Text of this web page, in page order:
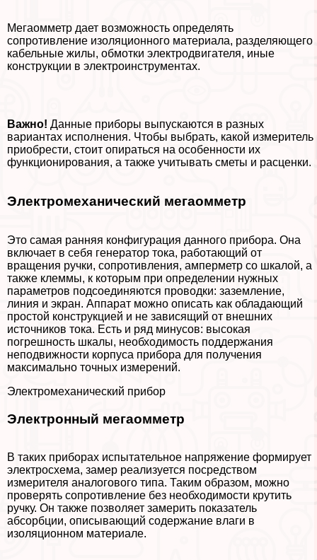
Мегаомметр дает возможность определять
сопротивление изоляционного материала, разделяющего
кабельные жилы, обмотки электродвигателя, иные
конструкции в электроинструментах.
Важно! Данные приборы выпускаются в разных
вариантах исполнения. Чтобы выбрать, какой измеритель
приобрести, стоит опираться на особенности их
функционирования, а также учитывать сметы и расценки.
Электромеханический мегаомметр
Это самая ранняя конфигурация данного прибора. Она
включает в себя генератор тока, работающий от
вращения ручки, сопротивления, амперметр со шкалой, а
также клеммы, к которым при определении нужных
параметров подсоединяются проводки: заземление,
линия и экран. Аппарат можно описать как обладающий
простой конструкцией и не зависящий от внешних
источников тока. Есть и ряд минусов: высокая
погрешность шкалы, необходимость поддержания
неподвижности корпуса прибора для получения
максимально точных измерений.
Электромеханический прибор
Электронный мегаомметр
В таких приборах испытательное напряжение формирует
электросхема, замер реализуется посредством
измерителя аналогового типа. Таким образом, можно
проверять сопротивление без необходимости крутить
ручку. Он также позволяет замерить показатель
абсорбции, описывающий содержание влаги в
изоляционном материале.